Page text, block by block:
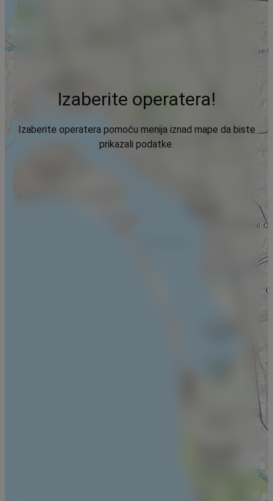
Izaberite operatera!
Izaberite operatera pomoću menija iznad mape da biste
prikazali podatke.